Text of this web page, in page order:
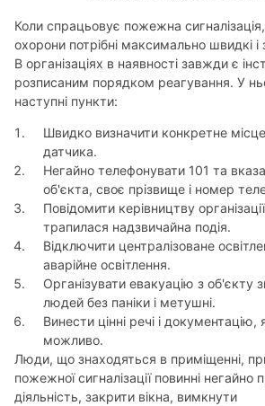
Коли спрацьовує пожежна сигналізація,
охорони потрібні максимально швидкі і
В організаціях в наявності завжди є
розписаним порядком реагування. У
наступні пункти:
Швидко визначити конкретне
датчика.
Негайно телефонувати 101 та
об'єкта, своє прізвище і номер
Повідомити керівництву
трапилася надзвичайна подія.
Відключити централізоване
аварійне освітлення.
Організувати евакуацію з об'єкту
людей без паніки і метушні.
Винести цінні речі і
можливо.
Люди, що знаходяться в приміщенні,
пожежної сигналізації повинні негайно
діяльність, закрити вікна, вимкнути